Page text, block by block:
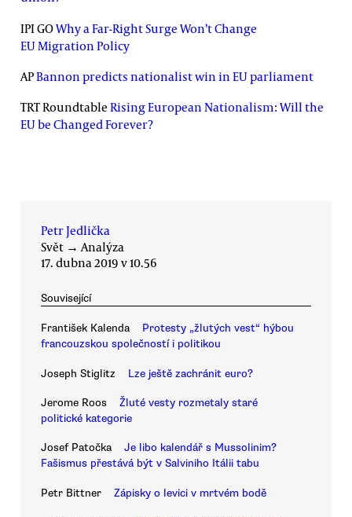
IPI GOWhy a Far-Right Surge Won’t Change
EU Migration Policy
APBannon predicts nationalist win in EU parliament
TRT Roundtable Rising European Nationalism: Will the
EU be Changed Forever?
Petr Jedlička
Svět → Analýza
17. dubna 2019 v 10.56
Související
František Kalenda
Protesty „žlutých vest“ hýbou
francouzskou společností i politikou
Joseph Stiglitz Lze ještě zachránit euro?
Jerome Roos
Žluté vesty rozmetaly staré
politické kategorie
Josef Patočka
Je libo kalendář s Mussolinim?
Fašismus přestává být v Salviniho Itálii tabu
Petr Bittner Zápisky o levici v mrtvém bodě